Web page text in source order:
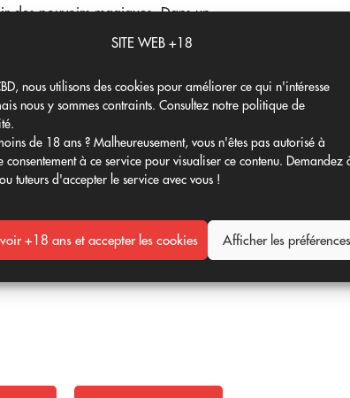
SITE WEB +18
nous utilisons des cookies pour améliorer ce qui n'intéresse
nous y sommes contraints. Consultez notre politique de
de 18 ans ? Malheureusement, vous n'êtes pas autorisé à
consentement à ce service pour visualiser ce contenu. Demandez
tuteurs d'accepter le service avec vous !
+18 ans et accepter les cookies Afficher les
des pouvoirs magiques. Dans un
pur.
?
générer des personnages.
de superposer des images,